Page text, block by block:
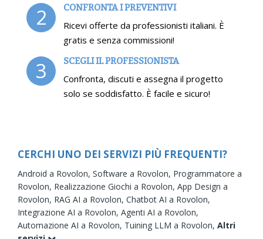
2 CONFRONTA I PREVENTIVI
Ricevi offerte da professionisti italiani. È
gratis e senza commissioni!
3 SCEGLI IL PROFESSIONISTA
Confronta, discuti e assegna il progetto
solo se soddisfatto. È facile e sicuro!
CERCHI UNO DEI SERVIZI PIÙ FREQUENTI?
Android a Rovolon, Software a Rovolon, Programmatore a
Rovolon, Realizzazione Giochi a Rovolon, App Design a
Rovolon, RAG AI a Rovolon, Chatbot AI a Rovolon,
Integrazione AI a Rovolon, Agenti AI a Rovolon,
Automazione AI a Rovolon, Tuining LLM a Rovolon, Altri